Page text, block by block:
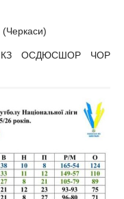
КЗ ОСДЮСШОР ЧОР